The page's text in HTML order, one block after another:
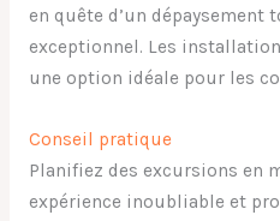
en quête d’un dépaysement
exceptionnel. Les
une option idéale pour les
Conseil pratique
Planifiez des excursions en
expérience inoubliable et